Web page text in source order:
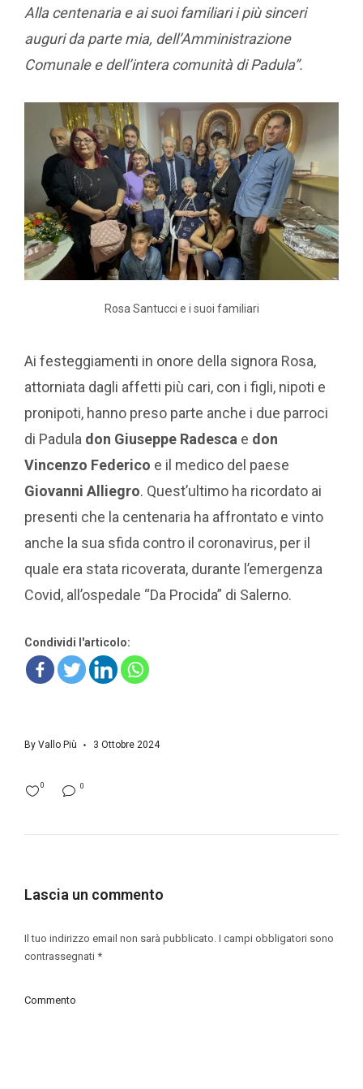
Alla centenaria e ai suoi familiari i più sinceri
auguri da parte mia, dell’Amministrazione
Comunale e dell’intera comunità di Padula”.
Rosa Santucci e i suoi familiari
Ai festeggiamenti in onore della signora Rosa,
attorniata dagli affetti più cari, con i figli, nipoti e
pronipoti, hanno preso parte anche i due parroci
di Padula don Giuseppe Radesca e don
Vincenzo Federico e il medico del paese
Giovanni Alliegro. Quest’ultimo ha ricordato ai
presenti che la centenaria ha affrontato e vinto
anche la sua sfida contro il coronavirus, per il
quale era stata ricoverata, durante l’emergenza
Covid, all’ospedale “Da Procida” di Salerno.
Condividi l'articolo:
By Vallo Più 3 Ottobre 2024
0
0
Lascia un commento
Il tuo indirizzo email non sarà pubblicato. I campi obbligatori sono
contrassegnati *
Commento